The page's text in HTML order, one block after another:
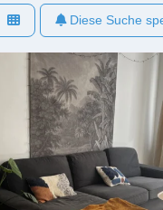
Diese Suche